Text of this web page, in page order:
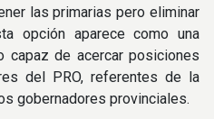
las primarias pero eliminar
opción aparece como una
capaz de acercar posiciones
del PRO, referentes de la
gobernadores provinciales.